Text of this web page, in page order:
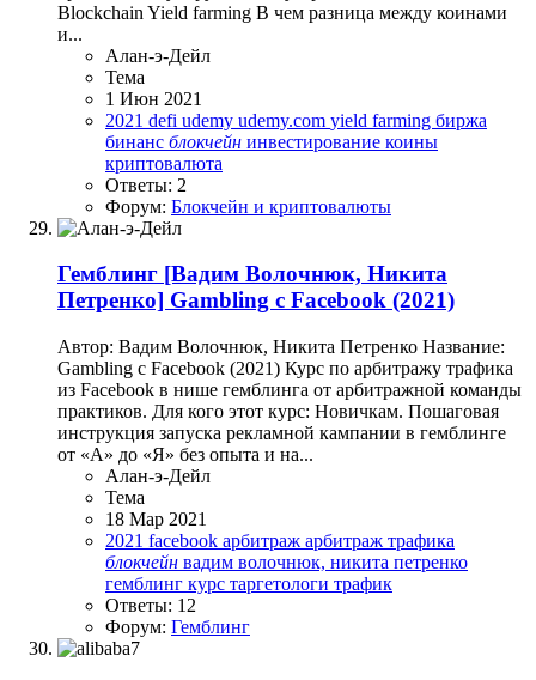
Blockchain Yield farming В чем разница между коинами
и...
Алан-э-Дейл
Тема
1 Июн 2021
2021 defi udemy udemy.com yield farming биржа
бинанс блокчейн инвестирование коины
криптовалюта
Ответы: 2
Форум: Блокчейн и криптовалюты
Гемблинг [Вадим Волочнюк, Никита
Петренко] Gambling с Facebook (2021)
Автор: Вадим Волочнюк, Никита Петренко Название:
Gambling с Facebook (2021) Курс по арбитражу трафика
из Facebook в нише гемблинга от арбитражной команды
практиков. Для кого этот курс: Новичкам. Пошаговая
инструкция запуска рекламной кампании в гемблинге
от «А» до «Я» без опыта и на...
Алан-э-Дейл
Тема
18 Мар 2021
2021 facebook арбитраж арбитраж трафика
блокчейн вадим волочнюк, никита петренко
гемблинг курс таргетологи трафик
Ответы: 12
Форум: Гемблинг